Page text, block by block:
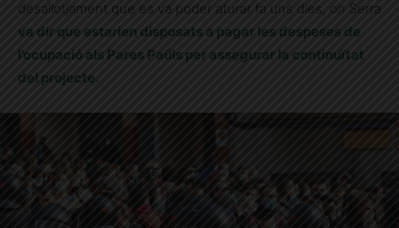
desallotjament que es va poder aturar fa uns dies, on Serra
va dir que estarien disposats a pagar les despeses de
l’ocupació als Pares Paüls per assegurar la continuïtat
del projecte.